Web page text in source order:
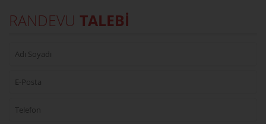
RANDEVU TALEBİ